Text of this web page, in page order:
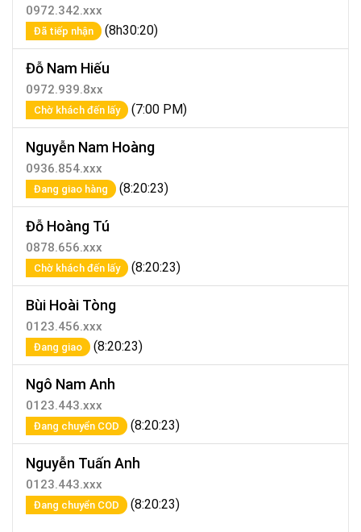
0972.342.xxx
Đã tiếp nhận (8h30:20)
Đỗ Nam Hiếu
0972.939.8xx
Chờ khách đến lấy (7:00 PM)
Nguyễn Nam Hoàng
0936.854.xxx
Đang giao hàng (8:20:23)
Đỗ Hoàng Tú
0878.656.xxx
Chờ khách đến lấy (8:20:23)
Bùi Hoài Tòng
0123.456.xxx
Đang giao (8:20:23)
Ngô Nam Anh
0123.443.xxx
Đang chuyển COD (8:20:23)
Nguyễn Tuấn Anh
0123.443.xxx
Đang chuyển COD (8:20:23)